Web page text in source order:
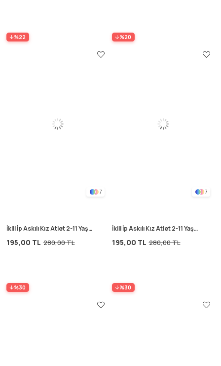
%22 %20
7
İkili İp Askılı Kız Atlet 2-11 Yaş
195,00 TL 280,00 TL
%30
7
İkili İp Askılı Kız Atlet 2-11 Yaş
195,00 TL 280,00 TL
%30